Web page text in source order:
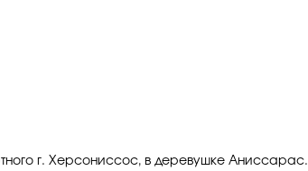
г. Херсониссос, в деревушке Анисcарас.